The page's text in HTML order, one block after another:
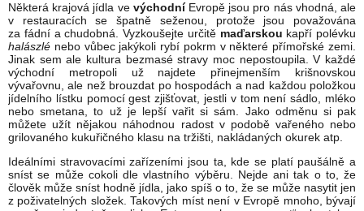
Některá krajová jídla ve východníEvropě jsou pro nás vhodná, ale
v restauracích se špatně seženou, protože jsou považována
za fádní a chudobná. Vyzkoušejte určitě maďarskou kapří polévku
halászlé nebo vůbec jakýkoli rybí pokrm v některé přímořské zemi.
Jinak sem ale kultura bezmasé stravy moc nepostoupila. V každé
východní metropoli už najdete přinejmenším krišnovskou
vývařovnu, ale než brouzdat po hospodách a nad každou položkou
jídelního lístku pomocí gest zjišťovat, jestli v tom není sádlo, mléko
nebo smetana, to už je lepší vařit si sám. Jako odměnu si pak
můžete užít nějakou náhodnou radost v podobě vařeného nebo
grilovaného kukuřičného klasu na tržišti, nakládaných okurek atp.
Ideálními stravovacími zařízeními jsou ta, kde se platí paušálně a
sníst se může cokoli dle vlastního výběru. Nejde ani tak o to, že
člověk může sníst hodně jídla, jako spíš o to, že se může nasytit jen
z poživatelných složek. Takových míst není v Evropě mnoho, bývají